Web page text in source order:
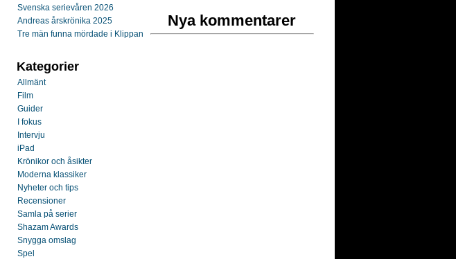
Svenska serievåren 2026
Andreas årskrönika 2025
Tre män funna mördade i Klippan
Kategorier
Allmänt
Film
Guider
I fokus
Intervju
iPad
Krönikor och åsikter
Moderna klassiker
Nyheter och tips
Recensioner
Samla på serier
Shazam Awards
Snygga omslag
Spel
Nya kommentarer